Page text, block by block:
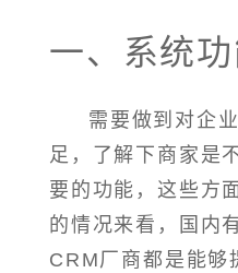
一、系统
需要做到对企
足，了解下商家是
要的功能，这些方
的情况来看，国内
CRM厂商都是能够